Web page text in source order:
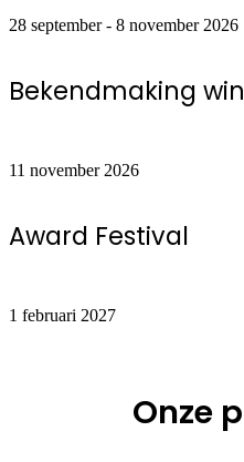
28 september - 8 november 2026
Bekendmaking
11 november 2026
Award Festival
1 februari 2027
Onze